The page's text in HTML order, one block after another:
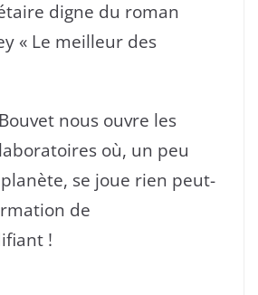
digne du roman
« Le meilleur des
nous ouvre les
où, un peu
se joue rien peut-
de
!